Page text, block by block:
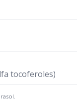
tocoferoles)
.